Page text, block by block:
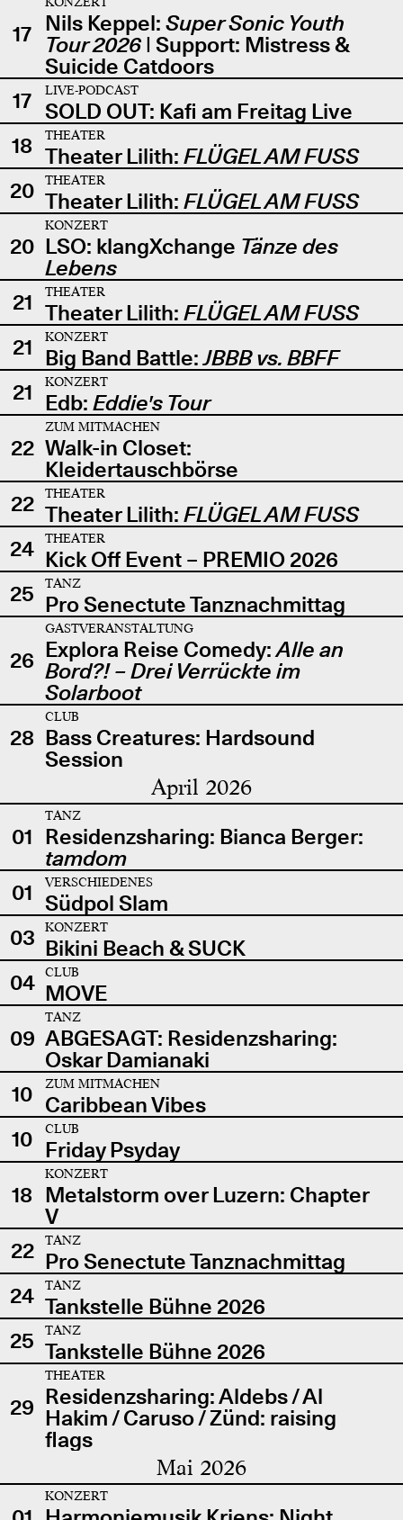
17 Nils Keppel: Super Sonic Youth
Tour 2026| Support: Mistress &
Suicide Catdoors
17
LIVE-PODCAST
SOLD OUT: Kafi am Freitag Live
18
THEATER
Theater Lilith: FLÜGEL AM FUSS
20
THEATER
Theater Lilith: FLÜGEL AM FUSS
20
KONZERT
LSO: klangXchange Tänze des
Lebens
21
THEATER
Theater Lilith: FLÜGEL AM FUSS
21
KONZERT
Big Band Battle:JBBB vs. BBFF
21
KONZERT
Edb: Eddie's Tour
22
ZUM MITMACHEN
Walk-in Closet:
Kleidertauschbörse
22
THEATER
Theater Lilith: FLÜGEL AM FUSS
24
THEATER
Kick Off Event – PREMIO 2026
25
TANZ
Pro Senectute Tanznachmittag
26
GASTVERANSTALTUNG
Explora Reise Comedy:Alle an
Bord?! – Drei Verrückte im
Solarboot
28
CLUB
Bass Creatures: Hardsound
Session
April 2026
01
TANZ
Residenzsharing: Bianca Berger:
tamdom
01
VERSCHIEDENES
Südpol Slam
03
KONZERT
Bikini Beach & SUCK
04
CLUB
MOVE
09
TANZ
ABGESAGT: Residenzsharing:
Oskar Damianaki
10
ZUM MITMACHEN
Caribbean Vibes
10
CLUB
Friday Psyday
18
KONZERT
Metalstorm over Luzern: Chapter
V
22
TANZ
Pro Senectute Tanznachmittag
24
TANZ
Tankstelle Bühne 2026
25
TANZ
Tankstelle Bühne 2026
29
THEATER
Residenzsharing: Aldebs / Al
Hakim / Caruso / Zünd: raising
flags
Mai 2026
KONZERT